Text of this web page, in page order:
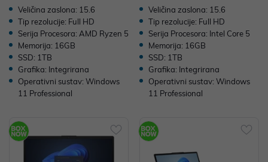
Veličina zaslona: 15.6
Tip rezolucije: Full HD
Serija Procesora: AMD Ryzen 5
Memorija: 16GB
SSD: 1TB
Grafika: Integrirana
Operativni sustav: Windows
11 Professional
Veličina zaslona: 15.6
Tip rezolucije: Full HD
Serija Procesora: Intel Core 5
Memorija: 16GB
SSD: 1TB
Grafika: Integrirana
Operativni sustav: Windows
11 Professional